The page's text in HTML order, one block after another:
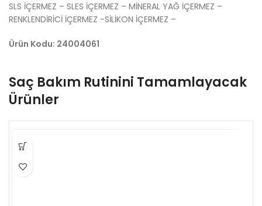
SLS İÇERMEZ – SLES İÇERMEZ – MİNERAL YAĞ İÇERMEZ –
RENKLENDİRİCİ İÇERMEZ -SİLİKON İÇERMEZ –
Ürün Kodu: 24004061
Saç Bakım Rutinini Tamamlayacak
Ürünler